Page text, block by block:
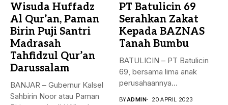
Wisuda Huffadz
Al Qur’an, Paman
Birin Puji Santri
Madrasah
Tahfidzul Qur’an
Darussalam
BANJAR – Gubernur Kalsel
Sahbirin Noor atau Paman
PT Batulicin 69
Serahkan Zakat
Kepada BAZNAS
Tanah Bumbu
BATULICIN – PT Batulicin
69, bersama lima anak
perusahaannya
BYADMIN 20 APRIL 2023